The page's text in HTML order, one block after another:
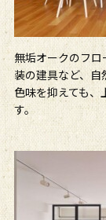
無垢オークのフ
装の建具など、自
色味を抑えても、
す。